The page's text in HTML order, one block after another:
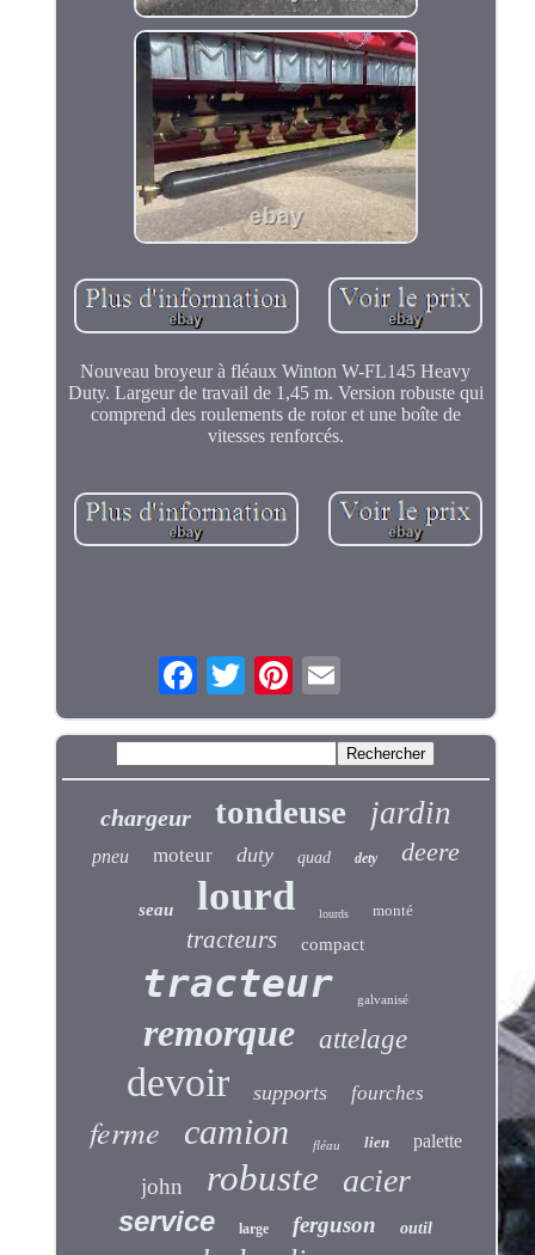
Nouveau broyeur à fléaux Winton W-FL145 Heavy
Duty. Largeur de travail de 1,45 m. Version robuste qui
comprend des roulements de rotor et une boîte de
vitesses renforcés.
chargeur tondeuse jardin
pneu moteur duty quad dety deere
seau lourd lourds monté
tracteurs compact
tracteur galvanisé
remorque attelage
devoir supports fourches
ferme camion fléau lien palette
john robuste acier
service large ferguson outil